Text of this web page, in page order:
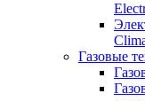
Газовые